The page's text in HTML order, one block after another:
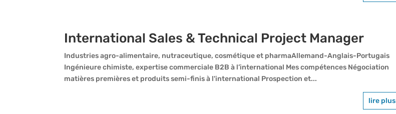
International Sales & Technical Project Manager
Industries agro-alimentaire, nutraceutique, cosmétique et pharmaAllemand-Anglais-Portugais
Ingénieure chimiste, expertise commerciale B2B à l’international Mes compétences Négociation
matières premières et produits semi-finis à l'international Prospection et...
lire plus